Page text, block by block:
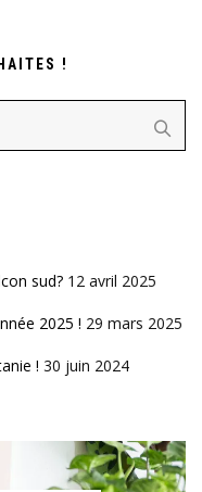
!
sud? 12 avril 2025
2025 ! 29 mars 2025
! 30 juin 2024